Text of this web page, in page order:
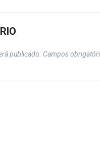
publicado. Campos